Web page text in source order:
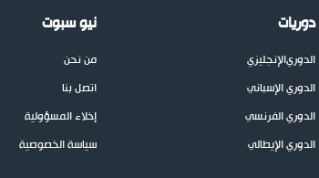
دوريات
الدوريالإنجليزي
الدوري الإسباني
الدوري الفرنسي
الدوري الإيطالي
نيو سبوت
من نحن
اتصل بنا
إخلاء المسؤولية
سياسة الخصوصية